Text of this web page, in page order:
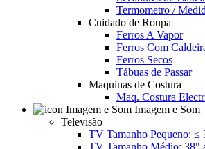
Termometro /
Cuidado de Roupa
Ferros A Vapor
Ferros Com
Ferros Secos
Tábuas de Passar
Maquinas de Costura
Maq. Costura
Imagem e Som
Televisão
TV Tamanho Pequeno: ≤
TV Tamanho Médio: 38"